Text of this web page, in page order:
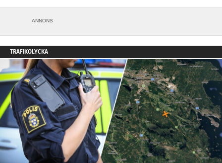
ANNONS
TRAFIKOLYCKA